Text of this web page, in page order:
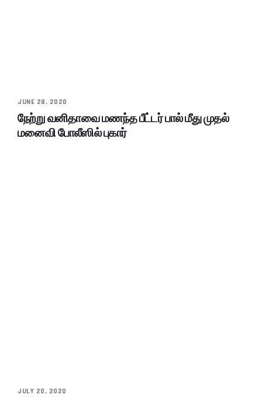
JUNE 28, 2020
நேற்று வனிதாவை மணந்த பீட்டர் பால் மீது முதல்
மனைவி போலீஸில் புகார்
JULY 20, 2020